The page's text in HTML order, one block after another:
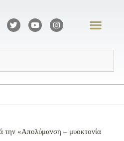
την «Απολύμανση – μυοκτονία